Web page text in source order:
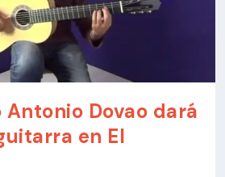
Antonio Dovao dará
en El